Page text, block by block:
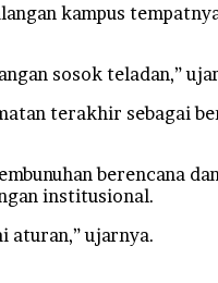
kampus
sosok teladan,”
terakhir sebagai
berencana
institusional.
aturan,” ujarnya.